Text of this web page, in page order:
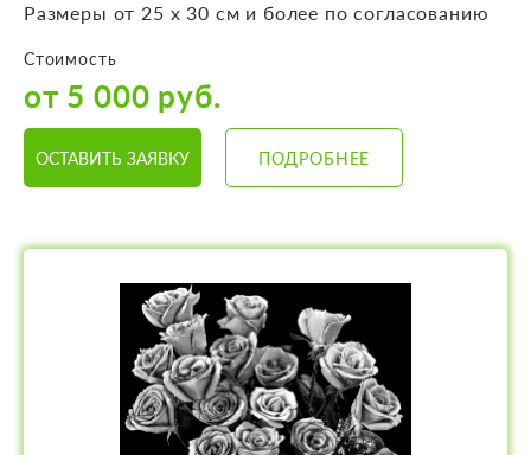
Размеры от 25 х 30 см и более по согласованию
Стоимость
от 5 000 руб.
ОСТАВИТЬ ЗАЯВКУ ПОДРОБНЕЕ